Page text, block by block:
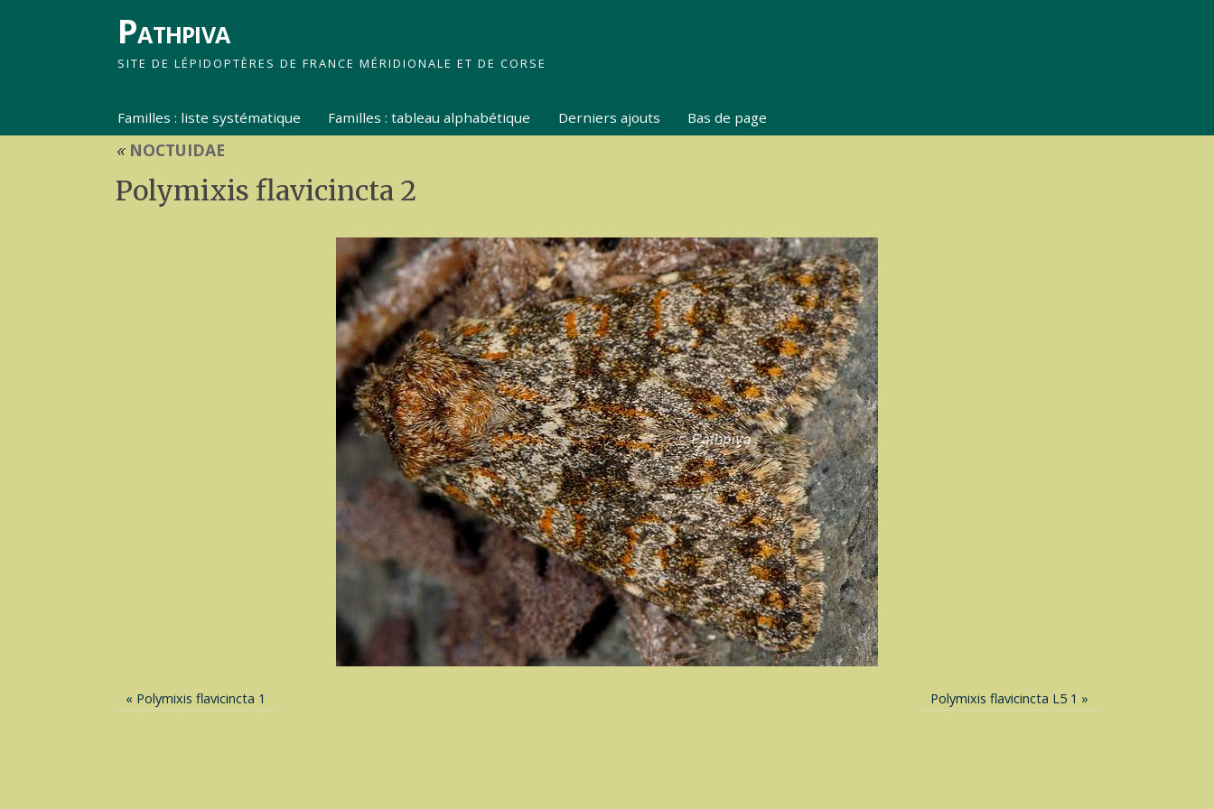
Pathpiva
SITE DE LÉPIDOPTÈRES DE FRANCE MÉRIDIONALE ET DE CORSE
Familles : liste systématique Familles : tableau alphabétique Derniers ajouts Bas de page
«NOCTUIDAE
Polymixis flavicincta 2
« Polymixis flavicincta 1 Polymixis flavicincta L5 1 »